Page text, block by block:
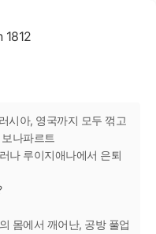
시아, 영국까지 모두 꺾고
나파르트
나 루이지애나에서 은퇴
몸에서 깨어난, 공방 풀업